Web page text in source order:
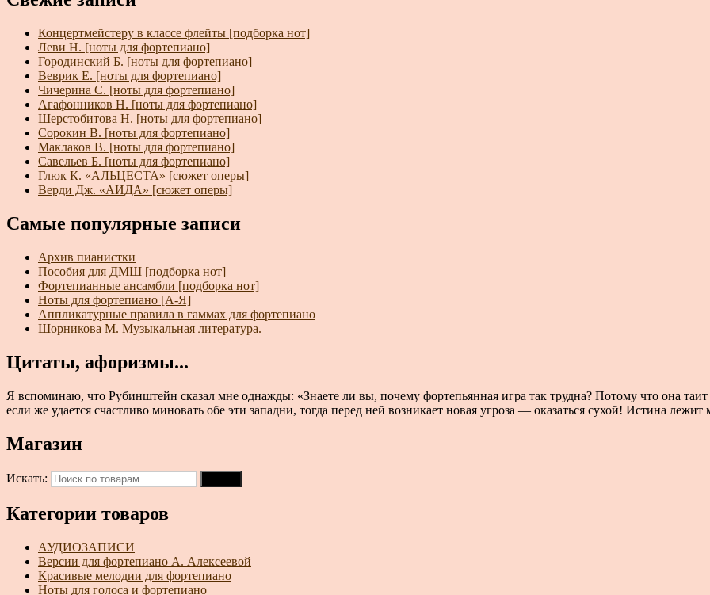
Концертмейстеру в классе флейты [подборка нот]
Леви Н. [ноты для фортепиано]
Городинский Б. [ноты для фортепиано]
Веврик Е. [ноты для фортепиано]
Чичерина С. [ноты для фортепиано]
Агафонников Н. [ноты для фортепиано]
Шерстобитова Н. [ноты для фортепиано]
Сорокин В. [ноты для фортепиано]
Маклаков В. [ноты для фортепиано]
Савельев Б. [ноты для фортепиано]
Глюк К. «АЛЬЦЕСТА» [сюжет оперы]
Верди Дж. «АИДА» [сюжет оперы]
Самые популярные записи
Архив пианистки
Пособия для ДМШ [подборка нот]
Фортепианные ансамбли [подборка нот]
Ноты для фортепиано [А-Я]
Аппликатурные правила в гаммах для фортепиано
Шорникова М. Музыкальная литература.
Цитаты, афоризмы...
Я вспоминаю, что Рубинштейн сказал мне однажды: «Знаете ли вы, почему фортепьянная игра так трудна? Потому что она
если же удается счастливо миновать обе эти западни, тогда перед ней возникает новая угроза — оказаться сухой! Истина
Магазин
Искать:
Категории товаров
АУДИОЗАПИСИ
Версии для фортепиано А. Алексеевой
Красивые мелодии для фортепиано
Ноты для голоса и фортепиано